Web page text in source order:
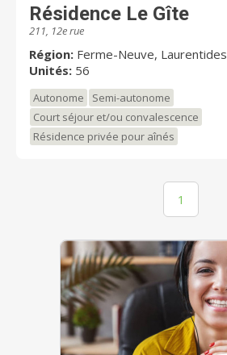
Résidence Le Gîte
211, 12e rue
Région: Ferme-Neuve, Laurentides
Unités: 56
Autonome
Semi-autonome
Court séjour et/ou convalescence
Résidence privée pour aînés
1